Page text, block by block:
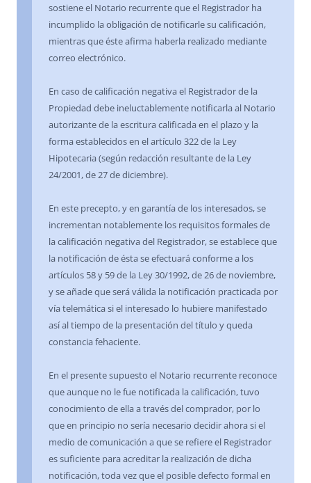
sostiene el Notario recurrente que el Registrador ha
incumplido la obligación de notificarle su calificación,
mientras que éste afirma haberla realizado mediante
correo electrónico.
En caso de calificación negativa el Registrador de la
Propiedad debe ineluctablemente notificarla al Notario
autorizante de la escritura calificada en el plazo y la
forma establecidos en el artículo 322 de la Ley
Hipotecaria (según redacción resultante de la Ley
24/2001, de 27 de diciembre).
En este precepto, y en garantía de los interesados, se
incrementan notablemente los requisitos formales de
la calificación negativa del Registrador, se establece que
la notificación de ésta se efectuará conforme a los
artículos 58 y 59 de la Ley 30/1992, de 26 de noviembre,
y se añade que será válida la notificación practicada por
vía telemática si el interesado lo hubiere manifestado
así al tiempo de la presentación del título y queda
constancia fehaciente.
En el presente supuesto el Notario recurrente reconoce
que aunque no le fue notificada la calificación, tuvo
conocimiento de ella a través del comprador, por lo
que en principio no sería necesario decidir ahora si el
medio de comunicación a que se refiere el Registrador
es suficiente para acreditar la realización de dicha
notificación, toda vez que el posible defecto formal en